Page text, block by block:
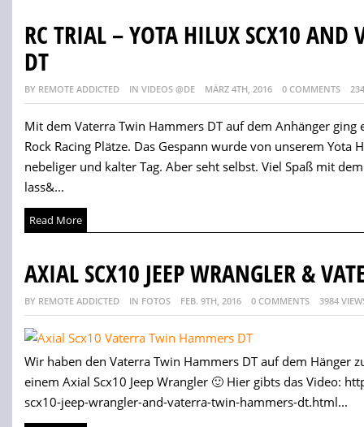
RC TRIAL – YOTA HILUX SCX10
DT
BY REMOTE ADDICTED IN VIDEOS @DE MÄRZ 4TH, 2016 0 COMMENTS
Mit dem Vaterra Twin Hammers DT auf dem Anhänger
Rock Racing Plätze. Das Gespann wurde von unserem Yota
nebeliger und kalter Tag. Aber seht selbst. Viel Spaß mit
lass&...
Read More
AXIAL SCX10 JEEP WRANGLER &
BY REMOTE ADDICTED IN FOTOS FEB. 9TH, 2016 0 COMMENTS 3984
Wir haben den Vaterra Twin Hammers DT auf dem Hänger
einem Axial Scx10 Jeep Wrangler 🙂 Hier gibts das Video:
scx10-jeep-wrangler-and-vaterra-twin-hammers-dt.html...